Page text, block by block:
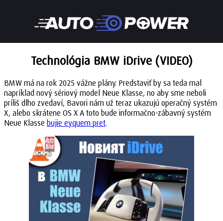
Technológia BMW iDrive (VIDEO)
BMW má na rok 2025 vážne plány. Predstaviť by sa teda mal
napríklad nový sériový model Neue Klasse, no aby sme neboli
príliš dlho zvedaví, Bavori nám už teraz ukazujú operačný systém
X, alebo skrátene OS X A toto bude informačno-zábavný systém
Neue Klasse bujie eyquem pret.